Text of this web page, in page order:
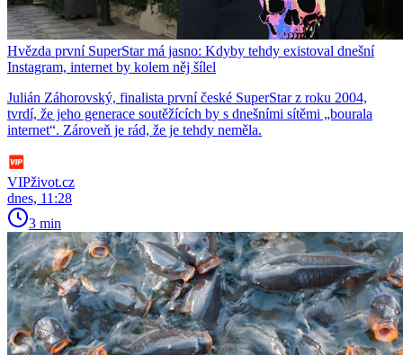
Hvězda první SuperStar má jasno: Kdyby tehdy existoval dnešní
Instagram, internet by kolem něj šílel
Julián Záhorovský, finalista první české SuperStar z roku 2004,
tvrdí, že jeho generace soutěžících by s dnešními sítěmi „bourala
internet“. Zároveň je rád, že je tehdy neměla.
VIPživot.cz
dnes, 11:28
3 min